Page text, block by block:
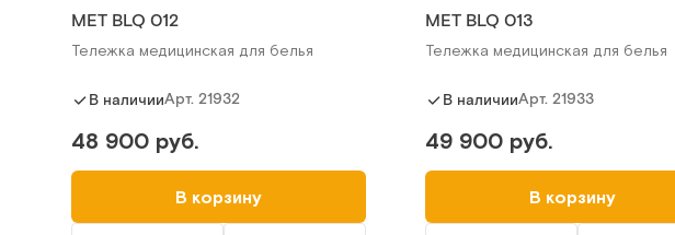
MET BLQ 012
Тележка медицинская для белья
В наличииАрт. 21932
48 900 руб.
В корзину
MET BLQ 013
Тележка медицинская для белья
В наличииАрт.21933
49 900 руб.
В корзину